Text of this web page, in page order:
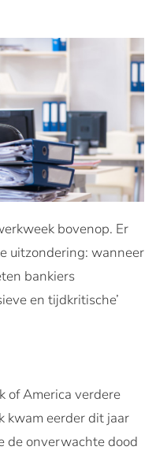
bovenop. Er
uitzondering: wanneer
bankiers
en tijdkritische’
of America verdere
kwam eerder dit jaar
de onverwachte dood